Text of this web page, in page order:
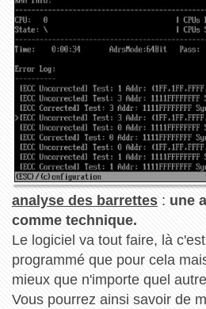
analyse des barrettes: une
comme technique.
Le logiciel va tout faire, là
programmé que pour cela
mieux que n'importe quel
Vous pourrez ainsi savoir de